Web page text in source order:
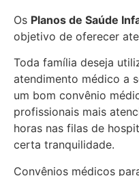
Os Planos de Saúde
objetivo de oferecer
Toda família deseja
atendimento médico a
um bom convênio
profissionais mais
horas nas filas de
certa tranquilidade.
Convênios médicos